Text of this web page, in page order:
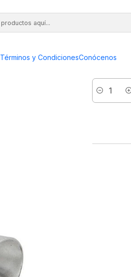
Términos y CondicionesConócenos
Cantidad